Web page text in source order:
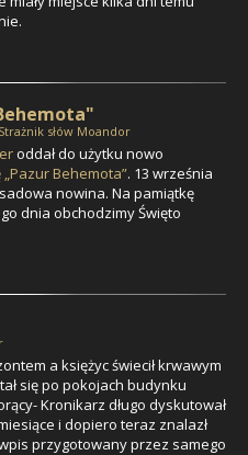
Strażnik słów Moandor
oddał do użytku nowo
„Pazur Behemota”. 13 września
nowina. Na pamiątkę
dnia obchodzimy Święto
a księżyc świecił krwawym
się po pokojach budynku
Kronikarz długo dyskutował
i dopiero teraz znalazł
przygotowany przez samego